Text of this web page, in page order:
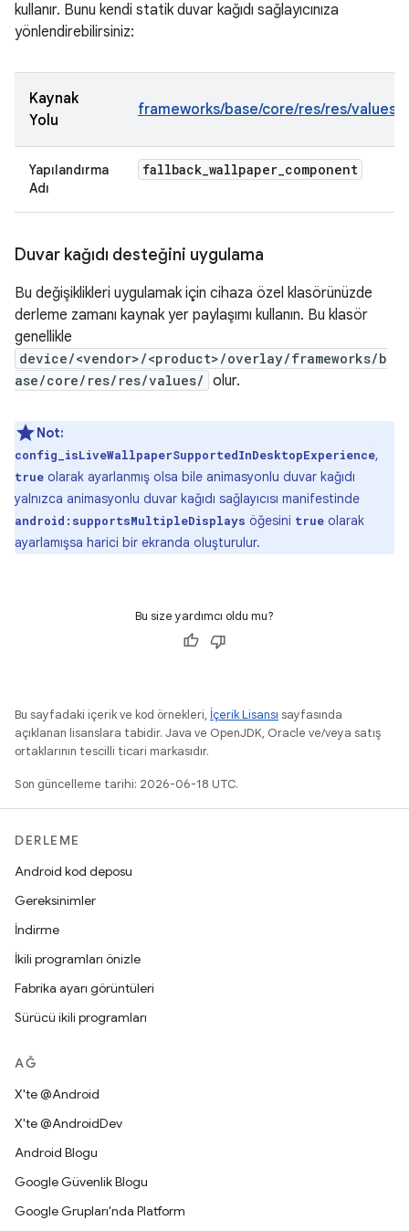
kullanır. Bunu kendi statik duvar kağıdı sağlayıcınıza
yönlendirebilirsiniz:
Kaynak
Yolu
frameworks/base/core/res/res/values/
Yapılandırma
Adı
fallback_wallpaper_component
Duvar kağıdı desteğini uygulama
Bu değişiklikleri uygulamak için cihaza özel klasörünüzde
derleme zamanı kaynak yer paylaşımı kullanın. Bu klasör
genellikle
device/<vendor>/<product>/overlay/frameworks/b
ase/core/res/res/values/ olur.
Not:
config_isLiveWallpaperSupportedInDesktopExperience,
true olarak ayarlanmış olsa bile animasyonlu duvar kağıdı
yalnızca animasyonlu duvar kağıdı sağlayıcısı manifestinde
android:supportsMultipleDisplays öğesini true olarak
ayarlamışsa harici bir ekranda oluşturulur.
Bu size yardımcı oldu mu?
Bu sayfadaki içerik ve kod örnekleri, İçerik Lisansı sayfasında
açıklanan lisanslara tabidir. Java ve OpenJDK, Oracle ve/veya satış
ortaklarının tescilli ticari markasıdır.
Son güncelleme tarihi: 2026-06-18 UTC.
DERLEME
Android kod deposu
Gereksinimler
İndirme
İkili programları önizle
Fabrika ayarı görüntüleri
Sürücü ikili programları
AĞ
X'te @Android
X'te @AndroidDev
Android Blogu
Google Güvenlik Blogu
Google Grupları'nda Platform